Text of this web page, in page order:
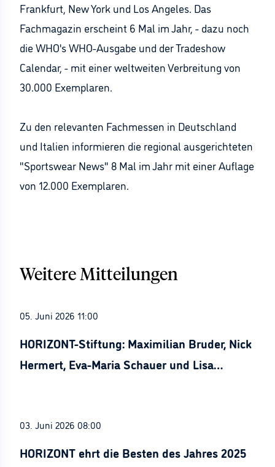
Frankfurt, New York und Los Angeles. Das
Fachmagazin erscheint 6 Mal im Jahr, - dazu noch
die WHO's WHO-Ausgabe und der Tradeshow
Calendar, - mit einer weltweiten Verbreitung von
30.000 Exemplaren.
Zu den relevanten Fachmessen in Deutschland
und Italien informieren die regional ausgerichteten
"Sportswear News" 8 Mal im Jahr mit einer Auflage
von 12.000 Exemplaren.
Weitere Mitteilungen
05. Juni 2026 11:00
HORIZONT-Stiftung: Maximilian Bruder, Nick
Hermert, Eva-Maria Schauer und Lisa
03. Juni 2026 08:00
HORIZONT ehrt die Besten des Jahres 2025